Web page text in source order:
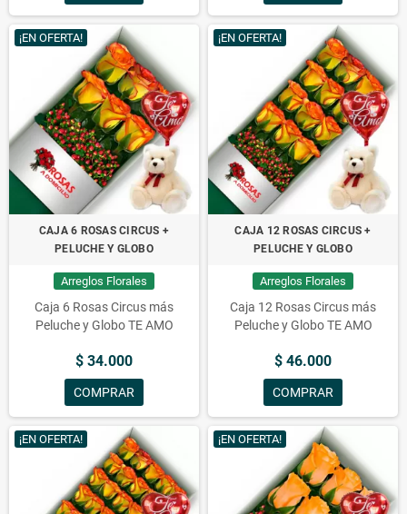
¡EN OFERTA!
CAJA 6 ROSAS CIRCUS +
PELUCHE Y GLOBO
Arreglos Florales
Caja 6 Rosas Circus más
Peluche y Globo TE AMO
$ 34.000
COMPRAR
¡EN OFERTA!
CAJA 12 ROSAS CIRCUS +
PELUCHE Y GLOBO
Arreglos Florales
Caja 12 Rosas Circus más
Peluche y Globo TE AMO
$ 46.000
COMPRAR
¡EN OFERTA! ¡EN OFERTA!